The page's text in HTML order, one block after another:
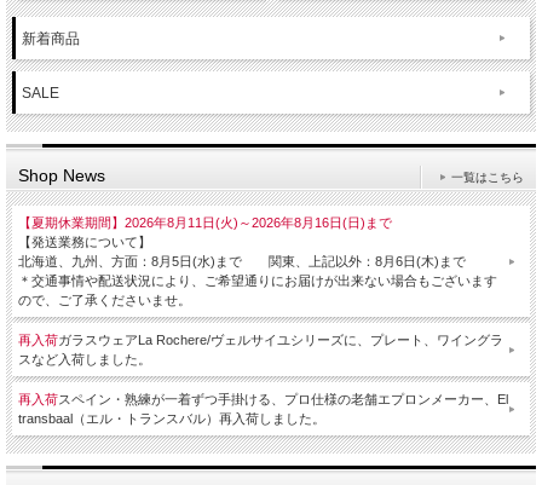
新着商品
SALE
Shop News 一覧はこちら
【夏期休業期間】2026年8月11日(火)～2026年8月16日(日)まで
【発送業務について】
北海道、九州、方面：8月5日(水)まで 関東、上記以外：8月6日(木)まで
＊交通事情や配送状況により、ご希望通りにお届けが出来ない場合もございます
ので、ご了承くださいませ。
再入荷ガラスウェアLa Rochere/ヴェルサイユシリーズに、プレート、ワイングラ
スなど入荷しました。
再入荷スペイン・熟練が一着ずつ手掛ける、プロ仕様の老舗エプロンメーカー、El
transbaal（エル・トランスバル）再入荷しました。